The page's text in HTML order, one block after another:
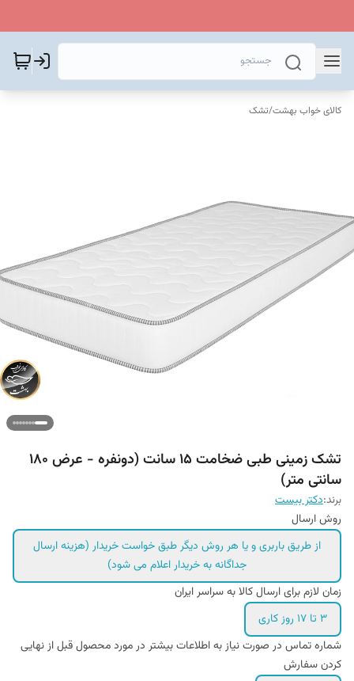
کالای خواب بهشت/تشک
تشک زمینی طبی ضخامت ۱۵ سانت (دونفره - عرض ۱۸۰
سانتی متر)
برند:دکتر بیست
روش ارسال
از طریق باربری و یا هر روش دیگر طبق خواست خریدار (هزینه ارسال
جداگانه به خریدار اعلام می شود)
زمان لازم برای ارسال کالا به سراسر ایران
3 تا 17 روز کاری
شماره تماس در صورت نیاز به اطلاعات بیشتر در مورد محصول قبل از نهایی
کردن سفارش